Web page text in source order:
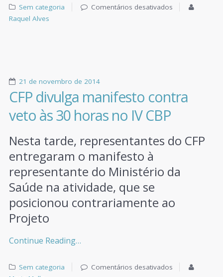
Sem categoria
Comentários desativados
Raquel Alves
21 de novembro de 2014
CFP divulga manifesto contra
veto às 30 horas no IV CBP
Nesta tarde, representantes do CFP
entregaram o manifesto à
representante do Ministério da
Saúde na atividade, que se
posicionou contrariamente ao
Projeto
Continue Reading…
Sem categoria
Comentários desativados